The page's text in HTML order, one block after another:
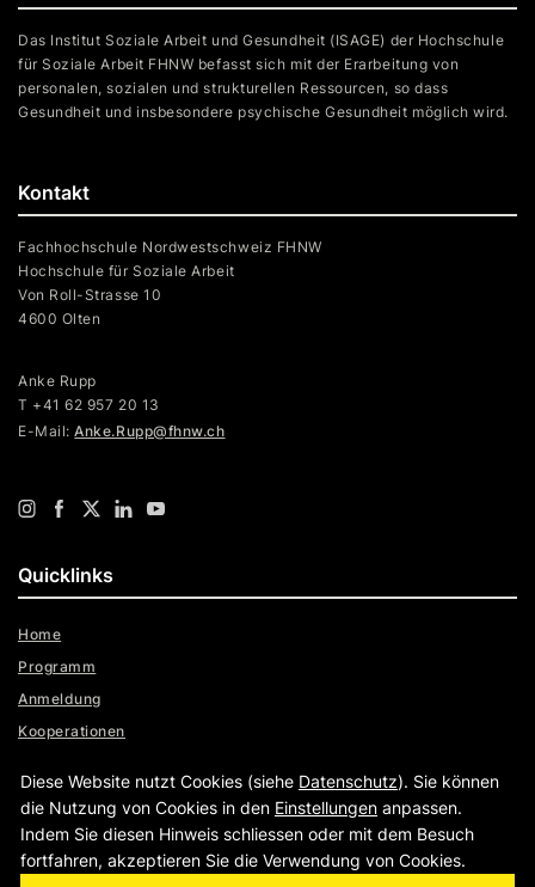
Kontakt
Fachhochschule Nordwestschweiz FHNW
Hochschule für Soziale Arbeit
Von Roll-Strasse 10
4600 Olten
Anke Rupp
T +41 62 957 20 13
E-Mail:Anke.Rupp@fhnw.ch
Das Institut Soziale Arbeit und Gesundheit (ISAGE) der Hochschule
für Soziale Arbeit FHNW befasst sich mit der Erarbeitung von
personalen, sozialen und strukturellen Ressourcen, so dass
Gesundheit und insbesondere psychische Gesundheit möglich wird.
Quicklinks
Home
Programm
Anmeldung
Kooperationen
Diese Website nutzt Cookies (siehe Datenschutz). Sie können
die Nutzung von Cookies in den Einstellungen anpassen.
Indem Sie diesen Hinweis schliessen oder mit dem Besuch
fortfahren, akzeptieren Sie die Verwendung von Cookies.